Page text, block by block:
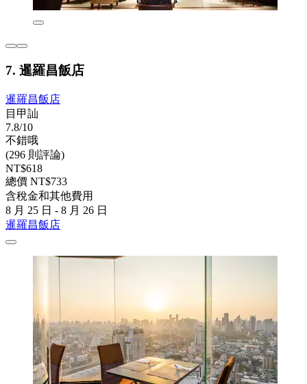
7. 暹羅昌飯店
暹羅昌飯店
目甲訕
7.8/10
不錯哦
(296 則評論)
NT$618
總價 NT$733
含稅金和其他費用
8 月 25 日 - 8 月 26 日
暹羅昌飯店